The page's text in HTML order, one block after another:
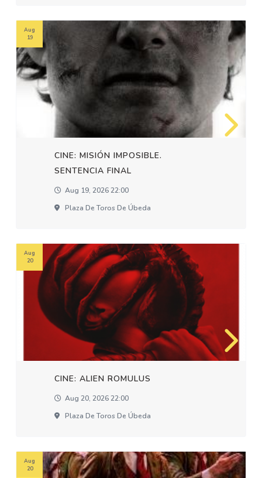
CINE: MISIÓN IMPOSIBLE.
SENTENCIA FINAL
Aug 19, 2026 22:00
Plaza De Toros De Úbeda
Aug
19
CINE: ALIEN ROMULUS
Aug 20, 2026 22:00
Plaza De Toros De Úbeda
Aug
20
Aug
20